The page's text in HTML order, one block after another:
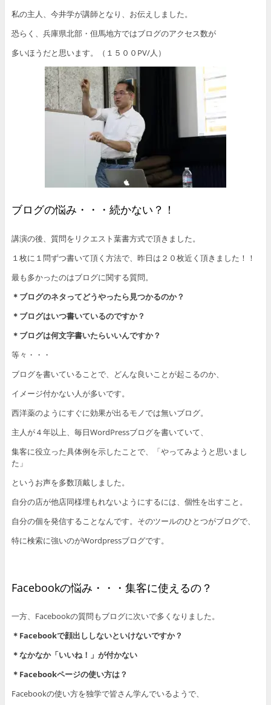
私の主人、今井学が講師となり、お伝えしました。
恐らく、兵庫県北部・但馬地方ではブログのアクセス数が
多いほうだと思います。（１５００PV/人）
ブログの悩み・・・続かない？！
講演の後、質問をリクエスト葉書方式で頂きました。
１枚に１問ずつ書いて頂く方法で、昨日は２０枚近く頂きました！！
最も多かったのはブログに関する質問。
＊ブログのネタってどうやったら見つかるのか？
＊ブログはいつ書いているのですか？
＊ブログは何文字書いたらいいんですか？
等々・・・
ブログを書いていることで、どんな良いことが起こるのか、
イメージ付かない人が多いです。
西洋薬のようにすぐに効果が出るモノでは無いブログ。
主人が４年以上、毎日WordPressブログを書いていて、
集客に役立った具体例を示したことで、「やってみようと思いまし
た」
というお声を多数頂戴しました。
自分の店が他店同様埋もれないようにするには、個性を出すこと。
自分の個を発信することなんです。そのツールのひとつがブログで、
特に検索に強いのがWordpressブログです。
Facebookの悩み・・・集客に使えるの？
一方、Facebookの質問もブログに次いで多くなりました。
＊Facebookで顔出ししないといけないですか？
＊なかなか「いいね！」が付かない
＊Facebookページの使い方は？
Facebookの使い方を独学で皆さん学んでいるようで、